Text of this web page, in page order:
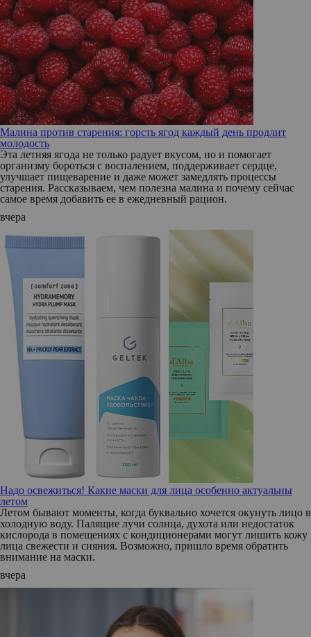
Малина против старения: горсть ягод каждый день продлит
молодость
Эта летняя ягода не только радует вкусом, но и помогает
организму бороться с воспалением, поддерживает сердце,
улучшает пищеварение и даже может замедлять процессы
старения. Рассказываем, чем полезна малина и почему сейчас
самое время добавить ее в ежедневный рацион.
вчера
Надо освежиться! Какие маски для лица особенно актуальны
летом
Летом бывают моменты, когда буквально хочется окунуть лицо в
холодную воду. Палящие лучи солнца, духота или недостаток
кислорода в помещениях с кондиционерами могут лишить кожу
лица свежести и сияния. Возможно, пришло время обратить
внимание на маски.
вчера